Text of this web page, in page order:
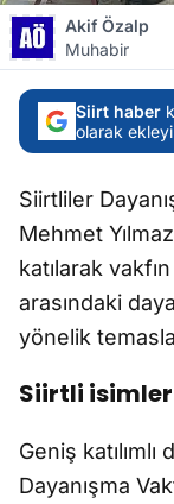
Akif Özalp
Muhabir
Siirt haber
olarak
Siirtliler
Mehmet
katılarak
arasındaki
yönelik
Siirtli
Geniş
Dayanışma